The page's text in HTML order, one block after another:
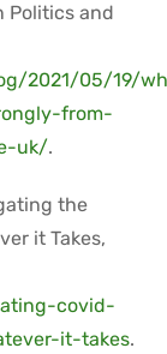
Politics and
2021/05/19/
from-
uk/.
the
it Takes,
covid-
it-takes.